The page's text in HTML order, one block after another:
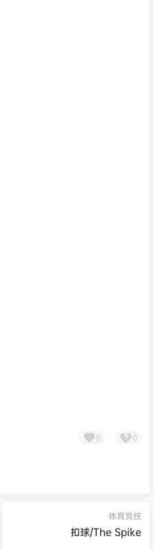
0 0
体育竞技
扣球/The Spike